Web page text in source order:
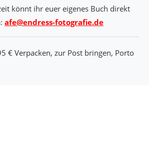
könnt ihr euer eigenes Buch direkt
afe@endress-fotografie.de
€ Verpacken, zur Post bringen, Porto